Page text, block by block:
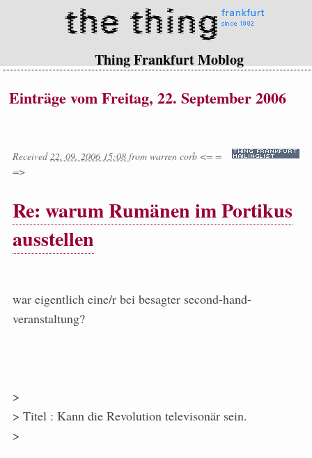
Thing Frankfurt Moblog
Einträge vom Freitag, 22. September 2006
Received22. 09. 2006 15:08 from warren corb <= =
=>
Re: warum Rumänen im Portikus
ausstellen
war eigentlich eine/r bei besagter second-hand-
veranstaltung?
>
> Titel : Kann die Revolution televisonär sein.
>